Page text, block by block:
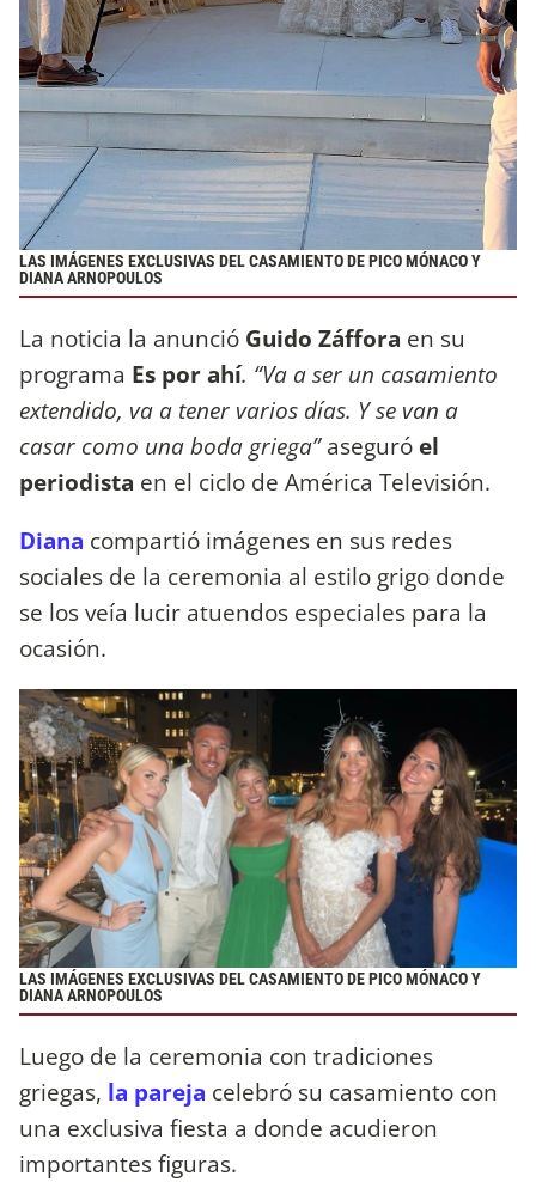
LAS IMÁGENES EXCLUSIVAS DEL CASAMIENTO DE PICO MÓNACO Y
DIANA ARNOPOULOS
La noticia la anunció Guido Záffora en su
programa Es por ahí. “Va a ser un casamiento
extendido, va a tener varios días. Y se van a
casar como una boda griega”aseguró el
periodista en el ciclo de América Televisión.
Diana compartió imágenes en sus redes
sociales de la ceremonia al estilo grigo donde
se los veía lucir atuendos especiales para la
ocasión.
LAS IMÁGENES EXCLUSIVAS DEL CASAMIENTO DE PICO MÓNACO Y
DIANA ARNOPOULOS
Luego de la ceremonia con tradiciones
griegas, la pareja celebró su casamiento con
una exclusiva fiesta a donde acudieron
importantes figuras.